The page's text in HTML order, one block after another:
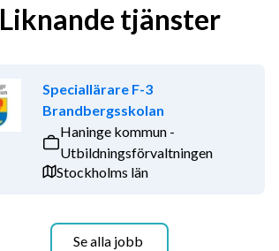
Liknande tjänster
Speciallärare F-3
Brandbergsskolan
Haninge kommun -
Utbildningsförvaltningen
Stockholms län
Se alla jobb